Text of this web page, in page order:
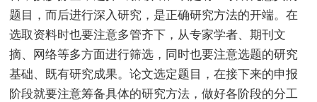
题目，而后进行深入研究，是正确研究方法的开端。在
选取资料时也要注意多管齐下，从专家学者、期刊文
摘、网络等多方面进行筛选，同时也要注意选题的研究
基础、既有研究成果。论文选定题目，在接下来的申报
阶段就要注意筹备具体的研究方法，做好各阶段的分工